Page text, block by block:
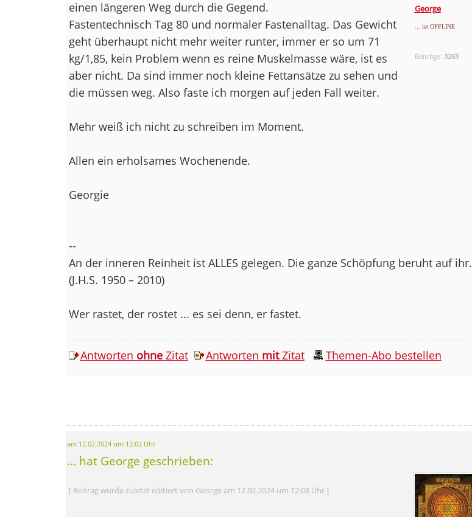
George
... ist OFFLINE
Beiträge: 3263
einen längeren Weg durch die Gegend.
Fastentechnisch Tag 80 und normaler Fastenalltag. Das Gewicht
geht überhaupt nicht mehr weiter runter, immer er so um 71
kg/1,85, kein Problem wenn es reine Muskelmasse wäre, ist es
aber nicht. Da sind immer noch kleine Fettansätze zu sehen und
die müssen weg. Also faste ich morgen auf jeden Fall weiter.
Mehr weiß ich nicht zu schreiben im Moment.
Allen ein erholsames Wochenende.
Georgie
--
An der inneren Reinheit ist ALLES gelegen. Die ganze Schöpfung beruht auf ihr.
(J.H.S. 1950 – 2010)
Wer rastet, der rostet ... es sei denn, er fastet.
Antworten ohneZitat Antworten mitZitat Themen-Abo bestellen
am 12.02.2024 um 12:02 Uhr
... hat George geschrieben:
[ Beitrag wurde zuletzt editiert von George am 12.02.2024 um 12:08 Uhr ]